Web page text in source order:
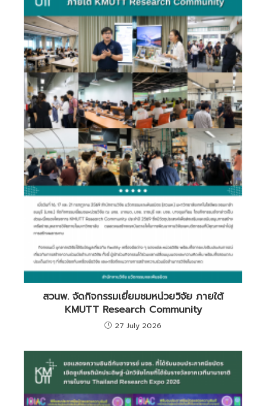
สวนพ. จัดกิจกรรมเยี่ยมชมหน่วยวิจัย ภายใต้
KMUTT Research Community
27 July 2026